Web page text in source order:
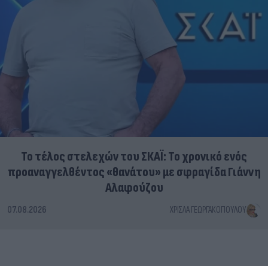
Το τέλος στελεχών του ΣΚΑΪ: Το χρονικό ενός
προαναγγελθέντος «θανάτου» με σφραγίδα Γιάννη
Αλαφούζου
07.08.2026 ΧΡΊΣΛΑ ΓΕΩΡΓΑΚΟΠΟΎΛΟΥ